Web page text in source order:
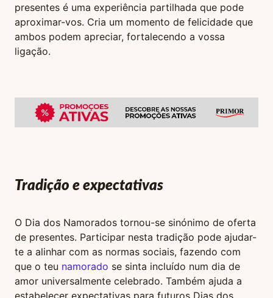
presentes é uma experiência partilhada que pode
aproximar-vos. Cria um momento de felicidade que
ambos podem apreciar, fortalecendo a vossa
ligação.
Tradição e expectativas
O Dia dos Namorados tornou-se sinónimo de oferta
de presentes. Participar nesta tradição pode ajudar-
te a alinhar com as normas sociais, fazendo com
que o teu namorado se sinta incluído num dia de
amor universalmente celebrado. Também ajuda a